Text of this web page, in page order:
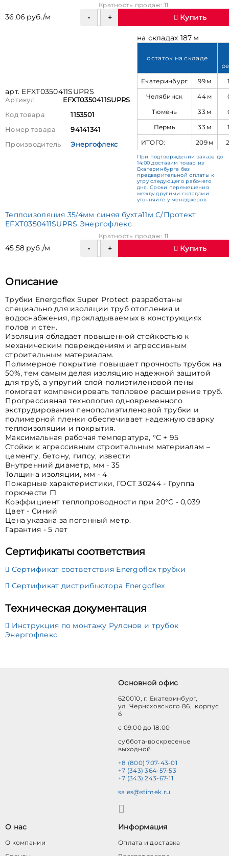
36,06 руб./м
Кратность продаж: 11
Купить
арт. EFXT0350411SUPRS
Артикул
EFXT0350411SUPRS
Код товара
1153501
Номер товара
94141341
Производитель
Энергофлекс
на складах 187 м
остаток на складе
Екатеринбург
99 м
Челябинск
44 м
Тюмень
33 м
Пермь
33 м
ИТОГО:
209 м
При подтверждении заказа до
14:00 доставим товар из
Екатеринбурга без
предварительной оплаты к
утру следующего рабочего
дня. Сроки перемещения
между другими складами
уточняйте у менеджеров.
Теплоизоляция 35/4мм синяя бухта11м С/Протект
EFXT0350411SUPRS Энергофлекс
45,58 руб./м
Кратность продаж: 11
Купить
Описание
Трубки Energoflex Super Protect разработаны
специально для изоляции труб отопления и
водоснабжения, прокладываемых в конструкциях
полов и стен.
Изоляция обладает повышенной стойкостью к
механическим повреждениям и агрессивным
строительным материалам.
Полимерное покрытие повышает прочность трубок на
50%, тем самым делая изоляцию надежной защитой
для труб, а упругий слой полиэтиленовой пены
помогает компенсировать тепловое расширение труб.
Прогрессивная технология одновременного
экструдирования пенополиэтиленовой трубки и
полимерной пленки обеспечивает надежную сварку
теплоизоляции и покрытия.
Максимальная рабочая температура, °С + 95
Cтойки к агрессивным строительным материалам –
цементу, бетону, гипсу, извести
Внутренний диаметр, мм - 35
Толщина изоляции, мм - 4
Пожарные характеристики, ГОСТ 30244 - Группа
горючести Г1
Коэффициент теплопроводности при 20°С - 0,039
Цвет - Синий
Цена указана за погонный метр.
Гарантия - 5 лет
Сертификаты соответствия
Сертификат соответствия Energoflex трубки
Сертификат дистрибьютора Energoflex
Техническая документация
Инструкция по монтажу Рулонов и трубок
Энергофлекс
Основной офис
620010, г. Екатеринбург,
ул. Черняховского 86, корпус
6
с 09:00 до 18:00
суббота-воскресенье
выходной
+8 (800) 707-43-01
+7 (343) 364-57-53
+7 (343) 243-67-11
sales@stimek.ru
О нас
О компании
Информация
Оплата и доставка